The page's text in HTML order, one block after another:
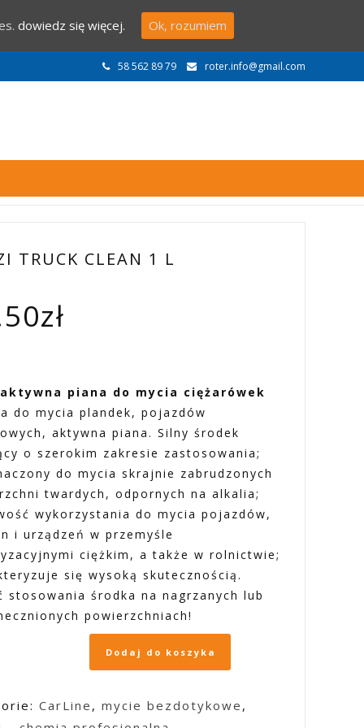
58 562 89 79 roter.info@gmail.com
TRUCK CLEAN 1 L
zł
piana do mycia ciężarówek
do mycia plandek, pojazdów
aktywna piana. Silny środek
o szerokim zakresie zastosowania;
do mycia skrajnie zabrudzonych
twardych, odpornych na alkalia;
wykorzystania do mycia pojazdów,
i urządzeń w przemyśle
ciężkim, a także w rolnictwie;
się wysoką skutecznością.
stosowania środka na nagrzanych lub
powierzchniach!
Dodaj do koszyka
CarLine , mycie bezdotykowe ,
dowiedz się więcej. Ok, rozumiem